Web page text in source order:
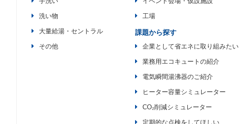
洗い物
大量給湯・セントラル
その他
工場
課題から探す
企業として省エネに取り組みたい
業務用エコキュートの紹介
電気瞬間湯沸器のご紹介
ヒーター容量シミュレーター
CO₂削減シミュレーター
定期的な点検をしてほしい